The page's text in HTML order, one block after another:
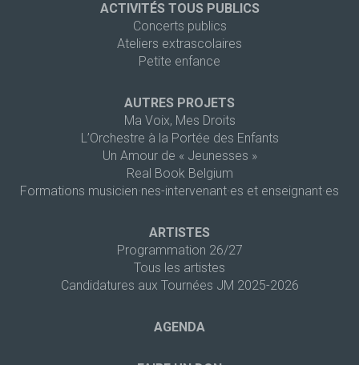
ACTIVITÉS TOUS PUBLICS
Concerts publics
Ateliers extrascolaires
Petite enfance
AUTRES PROJETS
Ma Voix, Mes Droits
L’Orchestre à la Portée des Enfants
Un Amour de « Jeunesses »
Real Book Belgium
Formations musicien·nes-intervenant·es et enseignant·es
ARTISTES
Programmation 26/27
Tous les artistes
Candidatures aux Tournées JM 2025-2026
AGENDA